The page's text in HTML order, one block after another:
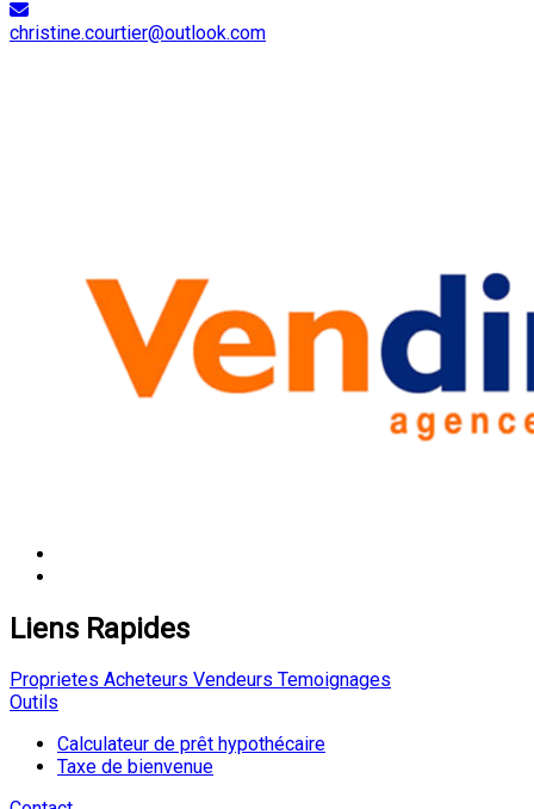
christine.courtier@outlook.com
Liens Rapides
Proprietes Acheteurs Vendeurs Temoignages
Outils
Calculateur de prêt hypothécaire
Taxe de bienvenue